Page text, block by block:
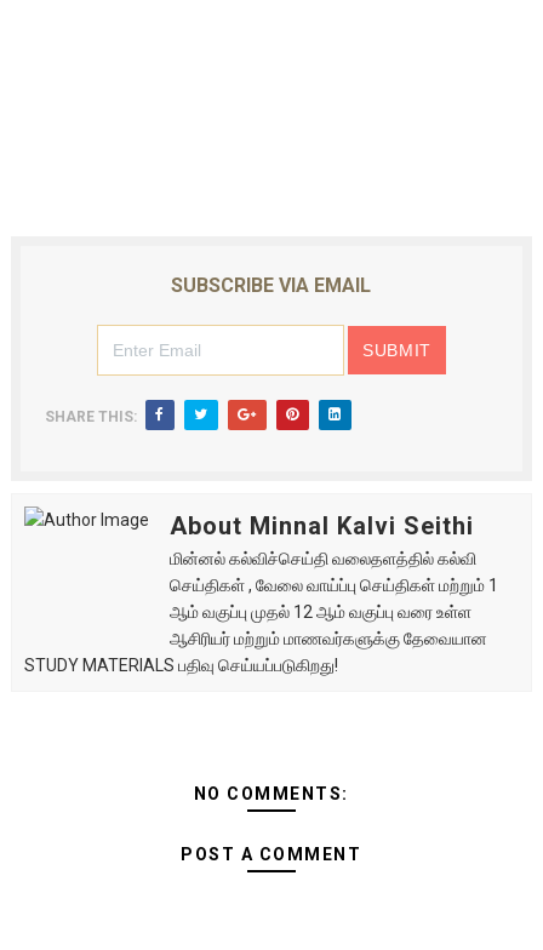
SUBSCRIBE VIA EMAIL
SHARE THIS:
About Minnal Kalvi Seithi
மின்னல் கல்விச்செய்தி வலைதளத்தில் கல்வி
செய்திகள் , வேலை வாய்ப்பு செய்திகள் மற்றும் 1
ஆம் வகுப்பு முதல் 12 ஆம் வகுப்பு வரை உள்ள
ஆசிரியர் மற்றும் மாணவர்களுக்கு தேவையான
STUDY MATERIALS பதிவு செய்யப்படுகிறது!
NO COMMENTS:
POST A COMMENT